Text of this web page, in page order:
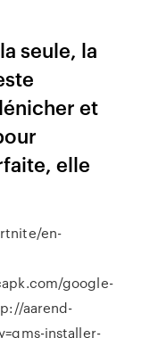
seule, la
et
elle
en-
google-
aarend-
installer-